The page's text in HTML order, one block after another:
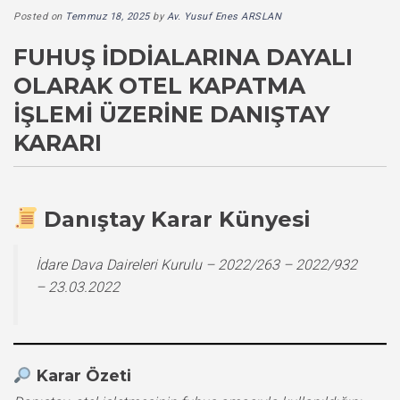
Posted on Temmuz 18, 2025byAv. Yusuf Enes ARSLAN
FUHUŞ İDDIALARINA DAYALI
OLARAK OTEL KAPATMA
İŞLEMI ÜZERINE DANIŞTAY
KARARI
Danıştay Karar Künyesi
İdare Dava Daireleri Kurulu – 2022/263 – 2022/932
– 23.03.2022
Karar Özeti